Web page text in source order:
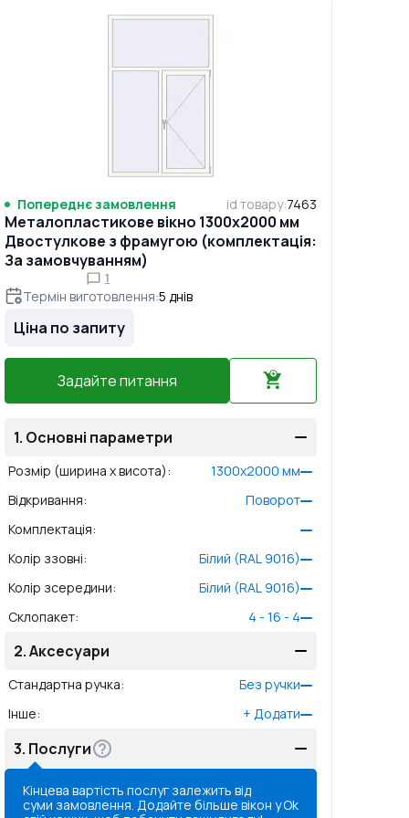
Попереднє замовлення id товару:7463
Металопластикове вікно 1300x2000 мм
Двостулкове з фрамугою (комплектація:
За замовчуванням)
1
Термін виготовлення:5 днів
Ціна по запиту
Задайте питання
1. Основні параметри
Розмір (ширина x висота): 1300x2000 мм
Відкривання:
Поворот
Комплектація:
Колір ззовні:
Білий (RAL 9016)
Колір зсередини:
Білий (RAL 9016)
Склопакет: 4 - 16 - 4
2.Аксесуари
Стандартна ручка:
Без ручки
Інше: + Додати
3. Послуги
Кінцева вартість послуг залежить від
суми замовлення. Додайте більше вікон уOk